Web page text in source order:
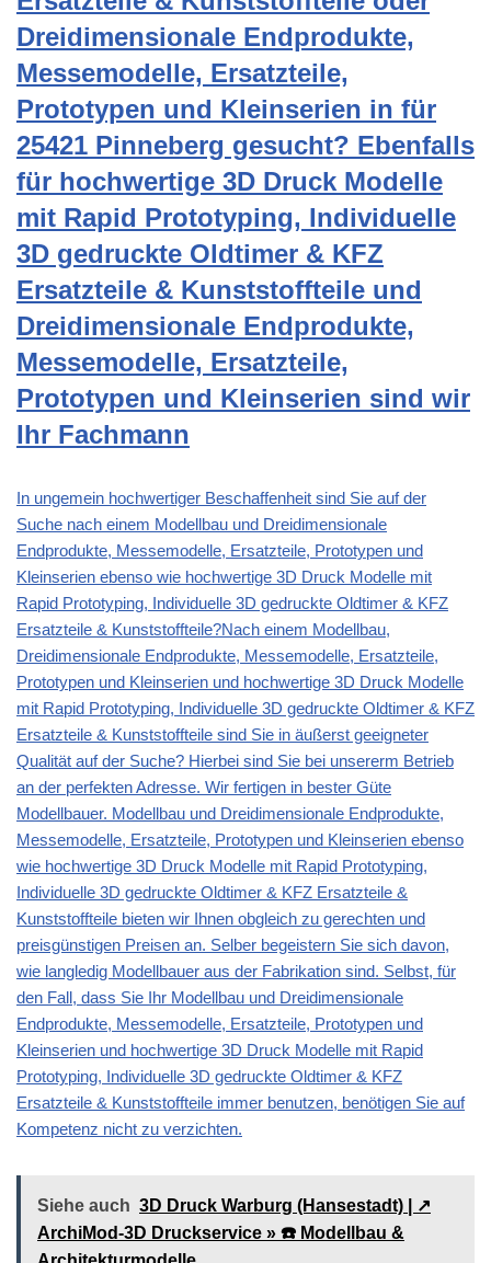
Dreidimensionale Endprodukte,
Messemodelle, Ersatzteile,
Prototypen und Kleinserien in für
25421 Pinneberg gesucht? Ebenfalls
für hochwertige 3D Druck Modelle
mit Rapid Prototyping, Individuelle
3D gedruckte Oldtimer & KFZ
Ersatzteile & Kunststoffteile und
Dreidimensionale Endprodukte,
Messemodelle, Ersatzteile,
Prototypen und Kleinserien sind wir
Ihr Fachmann
In ungemein hochwertiger Beschaffenheit sind Sie auf der
Suche nach einem Modellbau und Dreidimensionale
Endprodukte, Messemodelle, Ersatzteile, Prototypen und
Kleinserien ebenso wie hochwertige 3D Druck Modelle mit
Rapid Prototyping, Individuelle 3D gedruckte Oldtimer & KFZ
Ersatzteile & Kunststoffteile?Nach einem Modellbau,
Dreidimensionale Endprodukte, Messemodelle, Ersatzteile,
Prototypen und Kleinserien und hochwertige 3D Druck Modelle
mit Rapid Prototyping, Individuelle 3D gedruckte Oldtimer & KFZ
Ersatzteile & Kunststoffteile sind Sie in äußerst geeigneter
Qualität auf der Suche? Hierbei sind Sie bei unsererm Betrieb
an der perfekten Adresse. Wir fertigen in bester Güte
Modellbauer. Modellbau und Dreidimensionale Endprodukte,
Messemodelle, Ersatzteile, Prototypen und Kleinserien ebenso
wie hochwertige 3D Druck Modelle mit Rapid Prototyping,
Individuelle 3D gedruckte Oldtimer & KFZ Ersatzteile &
Kunststoffteile bieten wir Ihnen obgleich zu gerechten und
preisgünstigen Preisen an. Selber begeistern Sie sich davon,
wie langledig Modellbauer aus der Fabrikation sind. Selbst, für
den Fall, dass Sie Ihr Modellbau und Dreidimensionale
Endprodukte, Messemodelle, Ersatzteile, Prototypen und
Kleinserien und hochwertige 3D Druck Modelle mit Rapid
Prototyping, Individuelle 3D gedruckte Oldtimer & KFZ
Ersatzteile & Kunststoffteile immer benutzen, benötigen Sie auf
Kompetenz nicht zu verzichten.
Siehe auch 3D Druck Warburg (Hansestadt) | ↗️
ArchiMod-3D Druckservice » ☎️ Modellbau &